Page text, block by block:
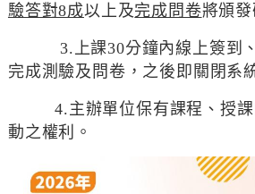
驗答對8成以上及完成問卷將頒發
3.上課30分鐘內線上簽到、
完成測驗及問卷，之後即關閉系
4.主辦單位保有課程、授課
動之權利。